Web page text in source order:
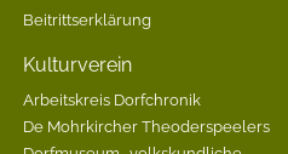
Beitrittserklärung
Kulturverein
Arbeitskreis Dorfchronik
De Mohrkircher Theoderspeelers